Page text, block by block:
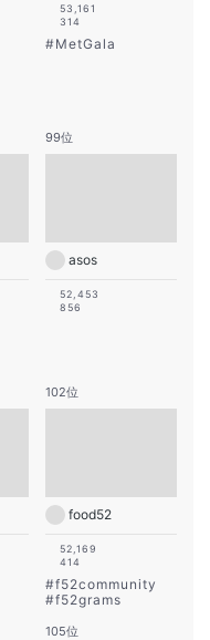
53,161
314
#MetGala
99位
asos
52,453
856
102位
food52
52,169
414
#f52community
#f52grams
105位